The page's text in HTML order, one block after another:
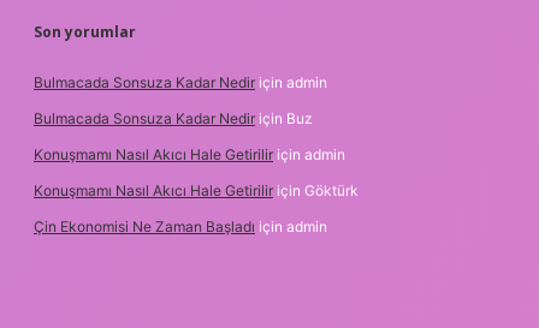
Son yorumlar
Bulmacada Sonsuza Kadar Nedir için admin
Bulmacada Sonsuza Kadar Nedir için Buz
Konuşmamı Nasıl Akıcı Hale Getirilir için admin
Konuşmamı Nasıl Akıcı Hale Getirilir için Göktürk
Çin Ekonomisi Ne Zaman Başladı için admin